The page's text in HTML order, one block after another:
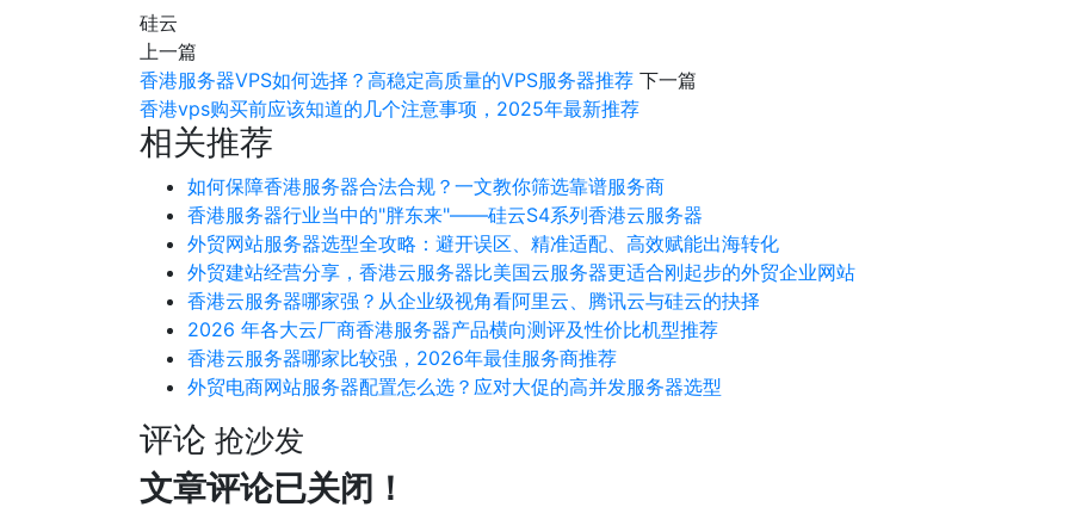
硅云
上一篇
香港服务器VPS如何选择？高稳定高质量的VPS服务器推荐 下一篇
香港vps购买前应该知道的几个注意事项，2025年最新推荐
相关推荐
如何保障香港服务器合法合规？一文教你筛选靠谱服务商
香港服务器行业当中的"胖东来"——硅云S4系列香港云服务器
外贸网站服务器选型全攻略：避开误区、精准适配、高效赋能出海转化
外贸建站经营分享，香港云服务器比美国云服务器更适合刚起步的外贸企业网站
香港云服务器哪家强？从企业级视角看阿里云、腾讯云与硅云的抉择
2026 年各大云厂商香港服务器产品横向测评及性价比机型推荐
香港云服务器哪家比较强，2026年最佳服务商推荐
外贸电商网站服务器配置怎么选？应对大促的高并发服务器选型
评论 抢沙发
文章评论已关闭！